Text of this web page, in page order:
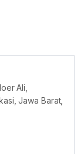
Ali,
Jawa Barat,
08:00 - 23:00